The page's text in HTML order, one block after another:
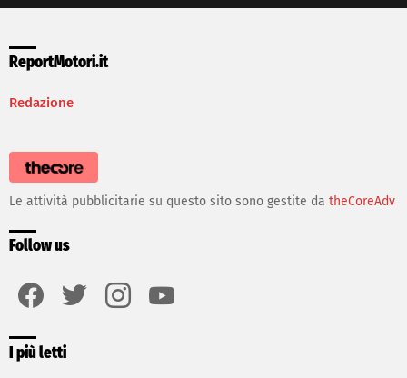
ReportMotori.it
Redazione
Le attività pubblicitarie su questo sito sono gestite da theCoreAdv
Follow us
I più letti